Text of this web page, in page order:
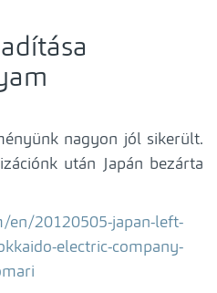
nagyon jól sikerült.
után Japán bezárta
en/20120505-japan-left-
electric-company-